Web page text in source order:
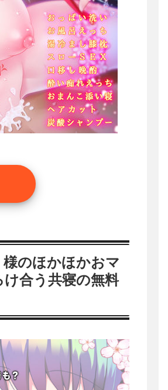
様のほかほかおマ
合う共寝の無料